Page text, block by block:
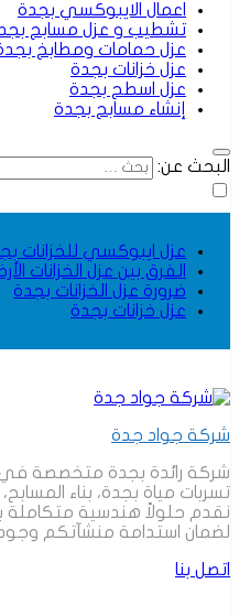
اعمال الايبوكسي بجدة
تشطيب و عزل مسابح
عزل حمامات ومطابخ
عزل خزانات بجدة
عزل اسطح بجدة
إنشاء مسابح بجدة
البحث عن:
عزل ايبوكسي للخزانات
الفرق بين عزل الخزانات
ضرورة عزل الخزانات بجدة
عزل خزانات بجدة
شركة جواد جدة
شركة رائدة بجدة متخصصة
تسربات مياة بجدة، بناء
نقدم حلولاً هندسية متكاملة
لضمان استدامة منشآتكم
اتصل بنا